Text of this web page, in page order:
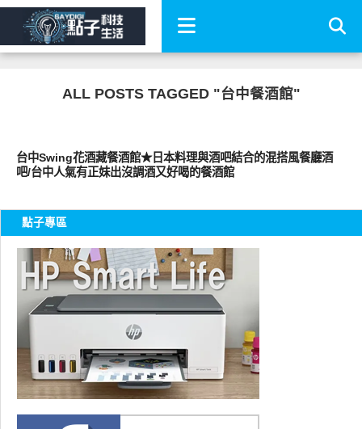
ALL POSTS TAGGED "台中餐酒館"
台中Swing花酒藏餐酒館★日本料理與酒吧結合的混搭風餐廳酒
吧/台中人氣有正妹出沒調酒又好喝的餐酒館
點子專區